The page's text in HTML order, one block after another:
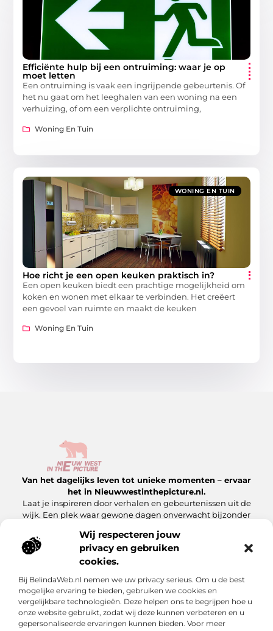
Wij respecteren jouw
privacy en gebruiken
cookies.
Bij BelindaWeb.nl nemen we uw privacy serieus. Om u de best
mogelijke ervaring te bieden, gebruiken we cookies en
vergelijkbare technologieën. Deze helpen ons te begrijpen hoe u
onze website gebruikt, zodat wij deze kunnen verbeteren en u
gepersonaliseerde ervaringen kunnen bieden. Voor meer
Efficiënte hulp bij een ontruiming: waar je op
moet letten
Een ontruiming is vaak een ingrijpende gebeurtenis. Of
het nu gaat om het leeghalen van een woning na een
verhuizing, of om een verplichte ontruiming,
Woning En Tuin
WONING EN TUIN
Hoe richt je een open keuken praktisch in?
Een open keuken biedt een prachtige mogelijkheid om
koken en wonen met elkaar te verbinden. Het creëert
een gevoel van ruimte en maakt de keuken
Woning En Tuin
Van het dagelijks leven tot unieke momenten – ervaar
het in Nieuwwestinthepicture.nl.
Laat je inspireren door verhalen en gebeurtenissen uit de
wijk. Een plek waar gewone dagen onverwacht bijzonder
Onze informatie
Bericht categorie